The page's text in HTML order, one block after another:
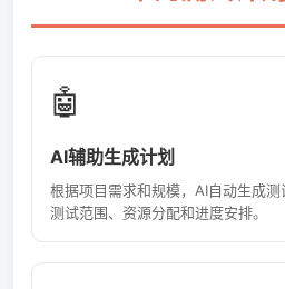
🤖
AI辅助生成计划
根据项目需求和规模，AI自动生成
测试范围、资源分配和进度安排。